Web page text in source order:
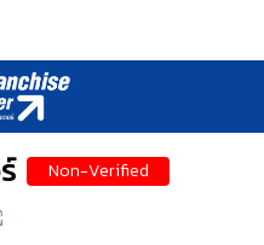
Franchise
รี่, ขนม..
Non-Verified